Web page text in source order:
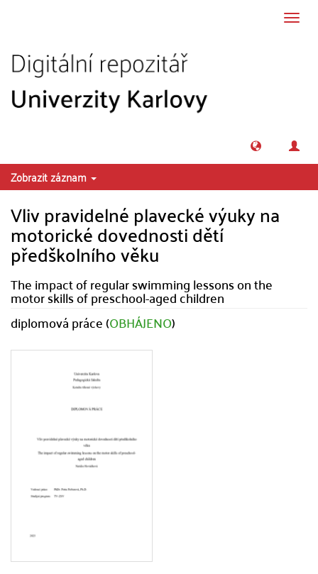
Zobrazit záznam
Vliv pravidelné plavecké výuky na
motorické dovednosti dětí
předškolního věku
The impact of regular swimming lessons on the
motor skills of preschool-aged children
diplomová práce (OBHÁJENO)